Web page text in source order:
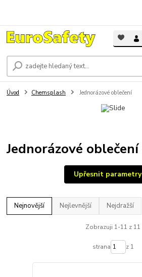
Úvod Chemsplash Jednorázové oblečení
Jednorázové oblečení
Upřesnit parametry
Nejnovější Nejlevnější Nejdražší
Zobrazuji 1-11 z 11
strana z 1